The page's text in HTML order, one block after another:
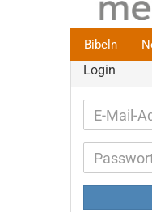
Bibeln
Login
E-
Adresse